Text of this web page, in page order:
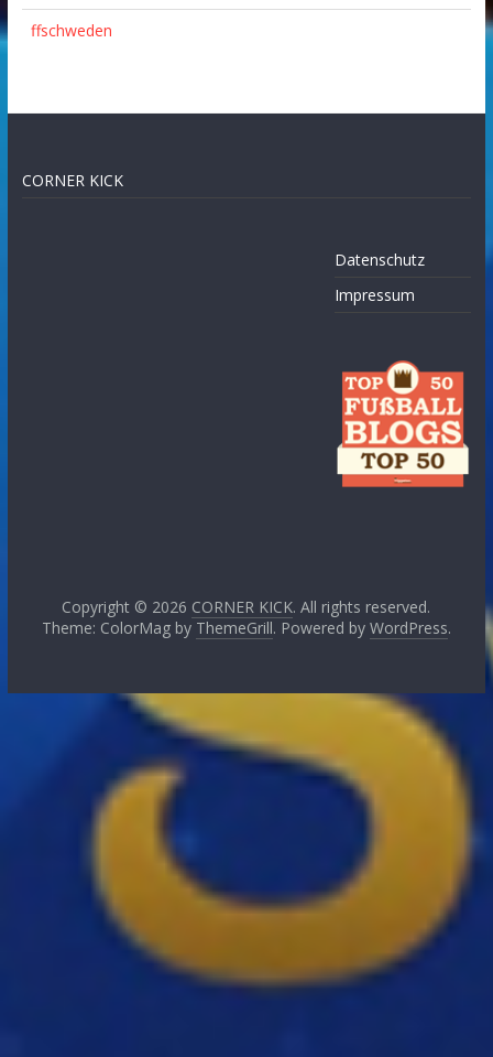
ffschweden
CORNER KICK
Datenschutz
Impressum
Copyright © 2026 CORNER KICK. All rights reserved.
Theme: ColorMag by ThemeGrill. Powered by WordPress.